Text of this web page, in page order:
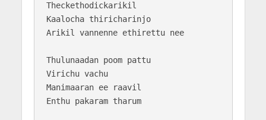
Theckethodickarikil
Kaalocha thiricharinjo
Arikil vannenne ethirettu nee
Thulunaadan poom pattu
Virichu vachu
Manimaaran ee raavil
Enthu pakaram tharum